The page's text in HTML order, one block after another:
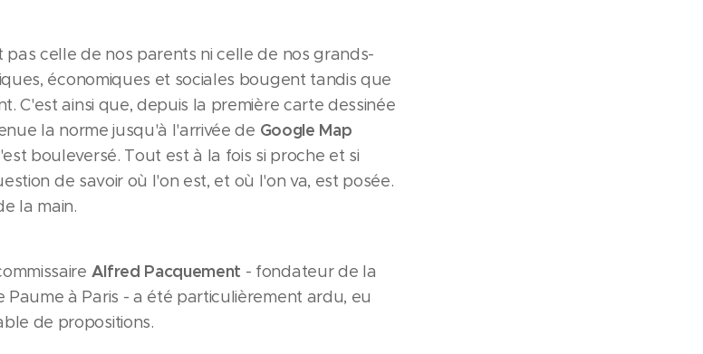
celle de nos parents ni celle de nos grands-
économiques et sociales bougent tandis que
C'est ainsi que, depuis la première carte dessinée
la norme jusqu'à l'arrivée de Google Map
bouleversé. Tout est à la fois si proche et si
de savoir où l'on est, et où l'on va, est posée.
la main.
Alfred Pacquement - fondateur de la
Paume à Paris - a été particulièrement ardu, eu
de propositions.